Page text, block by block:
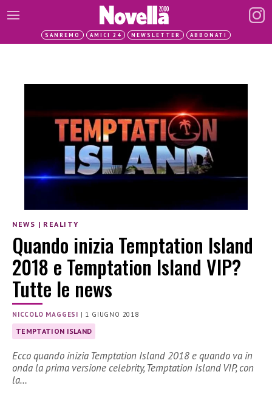
SANREMO AMICI 24 NEWSLETTER ABBONATI
NEWS | REALITY
Quando inizia Temptation Island
2018 e Temptation Island VIP?
Tutte le news
NICCOLO MAGGESI | 1 GIUGNO 2018
TEMPTATION ISLAND
Ecco quando inizia Temptation Island 2018 e quando va in
onda la prima versione celebrity, Temptation Island VIP, con
la…